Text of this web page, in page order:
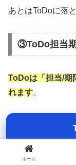
あとはToDoに落
③ToDo担当
ToDoは「担当/期
れます。
なのでTypeless
ホーム